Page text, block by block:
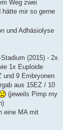
Weg zwei
hätte mir so gerne
und Adhäsiolyse
(2015) - 2x
1x Euploide
und 9 Embryonen
aus 15EZ / 10
(jeweils Pimp my
eine MA mit